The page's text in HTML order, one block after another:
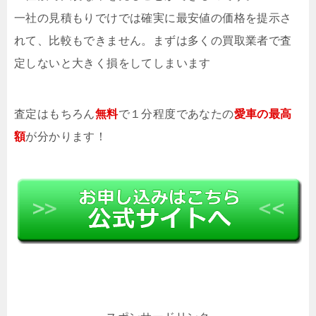
一社の見積もりでけでは確実に最安値の価格を提示さ
れて、比較もできません。まずは多くの買取業者で査
定しないと大きく損をしてしまいます
査定はもちろん無料で１分程度であなたの愛車の最高
額が分かります！